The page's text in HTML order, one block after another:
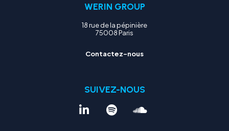
WERIN GROUP
18 rue de la pépinière
75008 Paris
Contactez-nous
SUIVEZ-NOUS